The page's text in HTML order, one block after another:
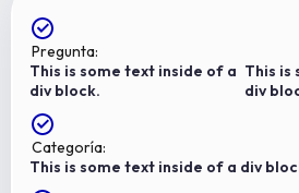
Pregunta:
This is some text inside of a
div block.
This is
div
Categoría:
This is some text inside of a div